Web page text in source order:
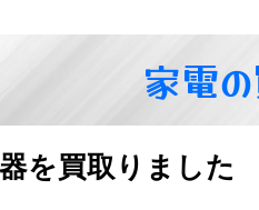
家電
を買取りました